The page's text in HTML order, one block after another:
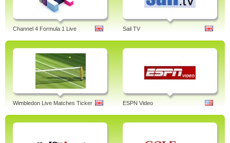
Channel 4 Formula 1 Live Sail TV
Wimbledon Live Matches Ticker ESPN Video